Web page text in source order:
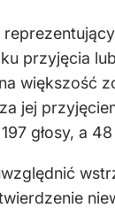
przyjęcia
większość
jej
głosy, a